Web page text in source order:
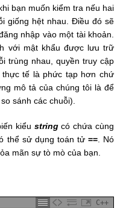
bạn muốn kiểm tra nếu hai
giống hệt nhau. Điều đó sẽ
nhập vào một tài khoản.
với mật khẩu được lưu trữ
trùng nhau, quyền truy cập
tế là phức tạp hơn chứ
mô tả của chúng tôi là để
sánh các chuỗi).
kiểu stringcó chứa cùng
thể sử dụng toán tử ==. Nó
mãn sự tò mò của bạn.
C++